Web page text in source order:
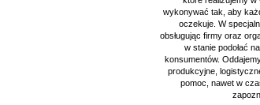
wykonywać tak, aby
oczekuje. W
obsługując firmy oraz
w stanie podołać
konsumentów.
produkcyjne,
pomoc, nawet w